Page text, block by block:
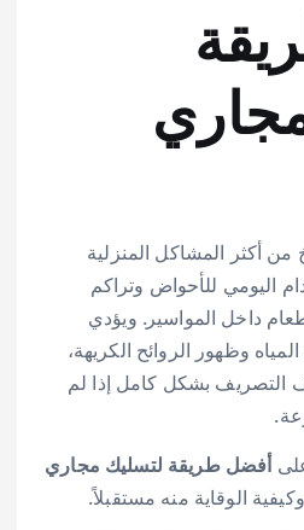
أكثر المشاكل المنزلية
اليومي للأحواض وتراكم
داخل المواسير. ويؤدي
وظهور الروائح الكريهة،
التصريف بشكل كامل إذا لم
أفضل طريقة لتسليك مجاري
الوقاية منه مستقبلاً.